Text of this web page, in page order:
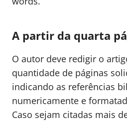
A partir da quarta
O autor deve redigir o
quantidade de páginas
indicando as referências
numericamente e
Caso sejam citadas mais